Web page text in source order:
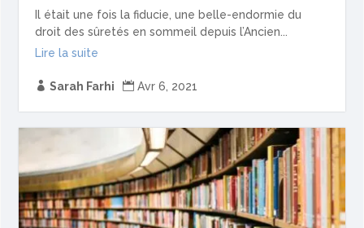
Il était une fois la fiducie, une belle-endormie du
droit des sûretés en sommeil depuis l’Ancien...
Lire la suite
 Sarah Farhi  Avr 6, 2021